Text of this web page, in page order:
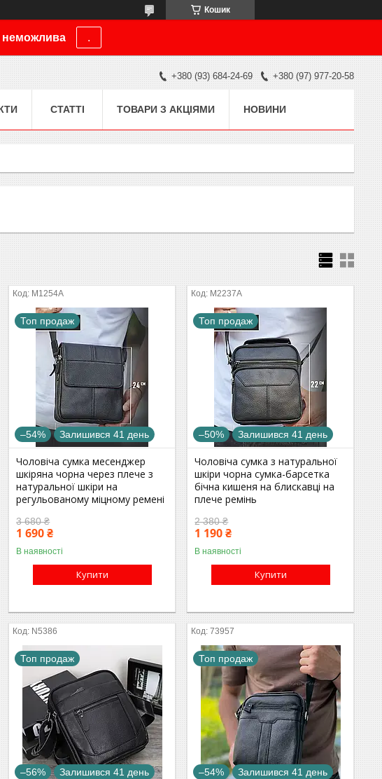
Кошик
неможлива .
+380 (93) 684-24-69 +380 (97) 977-20-58
СТАТТІ ТОВАРИ З АКЦІЯМИ НОВИНИ
M1254A
Топ продаж
–54% Залишився 41 день
Чоловіча сумка месенджер
шкіряна чорна через плече з
натуральної шкіри на
регульованому міцному ремені
3 680 ₴
1 690 ₴
В наявності
Купити
M2237A
Топ продаж
–50% Залишився 41 день
Чоловіча сумка з натуральної
шкіри чорна сумка-барсетка
бічна кишеня на блискавці на
плече ремінь
2 380 ₴
1 190 ₴
В наявності
Купити
N5386
Топ продаж
–56% Залишився 41 день
73957
Топ продаж
–54% Залишився 41 день